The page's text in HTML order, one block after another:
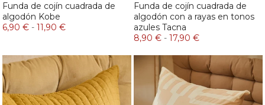
Funda de cojín cuadrada de
algodón Kobe
6,90 € - 11,90 €
Funda de cojín cuadrada de
algodón con a rayas en tonos
azules Tacna
8,90 € - 17,90 €